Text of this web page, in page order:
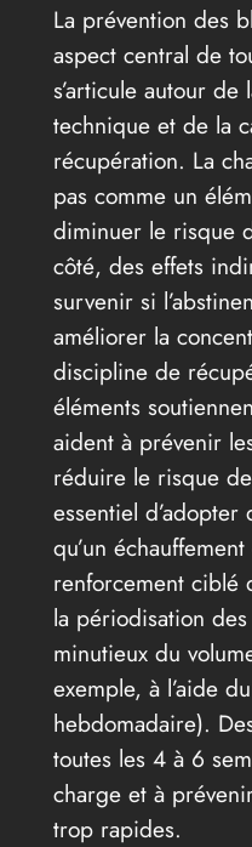
La prévention des
aspect central de
s’articule autour
technique et de la
récupération. La
pas comme un
diminuer le risque
côté, des effets
survenir si
améliorer la
discipline de
éléments
aident à prévenir
réduire le risque
essentiel
qu’un
renforcement ciblé
la périodisation
minutieux du
exemple, à l’aide
hebdomadaire).
toutes les 4 à 6
charge et à
trop rapides.